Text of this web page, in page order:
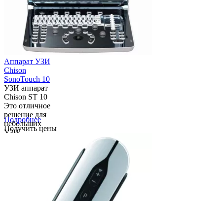
Аппарат УЗИ
Chison
SonoTouch 10
УЗИ аппарат
Chison ST 10
Это отличное
решение для
небольших
УЗИ-
транспортировке
Подробнее
Получить цены